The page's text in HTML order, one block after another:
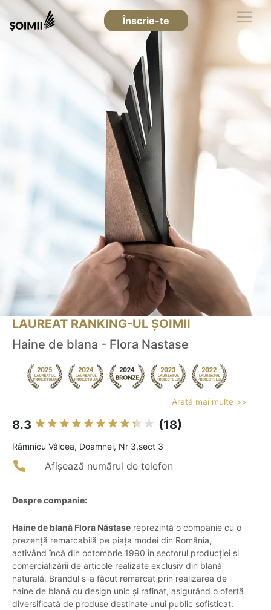
Înscrie-te
LAUREAT RANKING-UL ȘOIMII
Haine de blana - Flora Nastase
Arată mai multe >>
8.3 (18)
Râmnicu Vâlcea, Doamnei, Nr 3,sect 3
Afișează numărul de telefon
Despre companie:
Haine de blană Flora Năstase reprezintă o companie cu o
prezență remarcabilă pe piața modei din România,
activând încă din octombrie 1990 în sectorul producției și
comercializării de articole realizate exclusiv din blană
naturală. Brandul s-a făcut remarcat prin realizarea de
haine de blană cu design unic și rafinat, asigurând o ofertă
diversificată de produse destinate unui public sofisticat.